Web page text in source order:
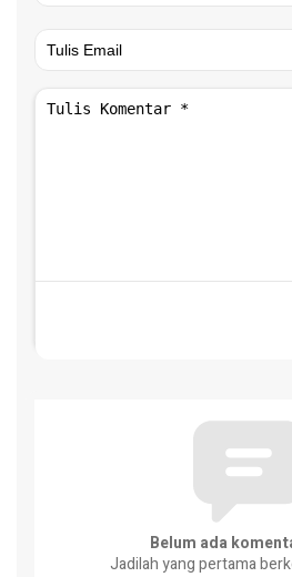
Belum ada
Jadilah yang pertama